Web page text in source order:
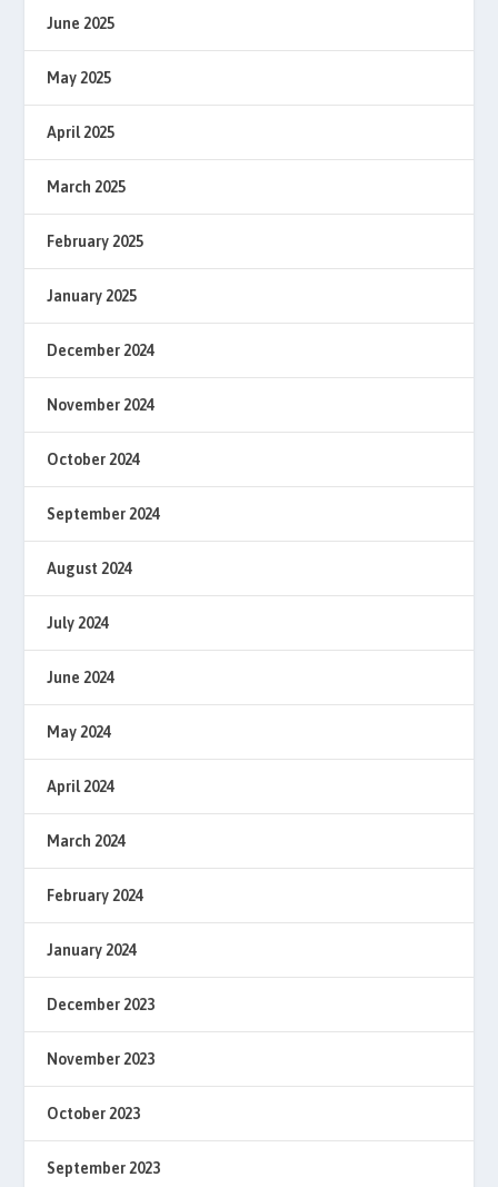
June 2025
May 2025
April 2025
March 2025
February 2025
January 2025
December 2024
November 2024
October 2024
September 2024
August 2024
July 2024
June 2024
May 2024
April 2024
March 2024
February 2024
January 2024
December 2023
November 2023
October 2023
September 2023